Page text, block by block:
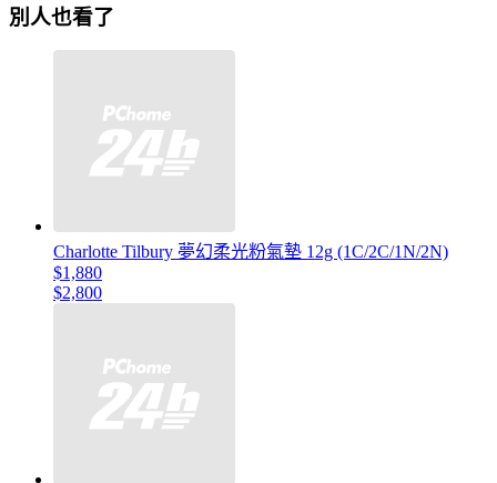
別人也看了
Charlotte Tilbury 夢幻柔光粉氣墊 12g (1C/2C/1N/2N)
$1,880
$2,800